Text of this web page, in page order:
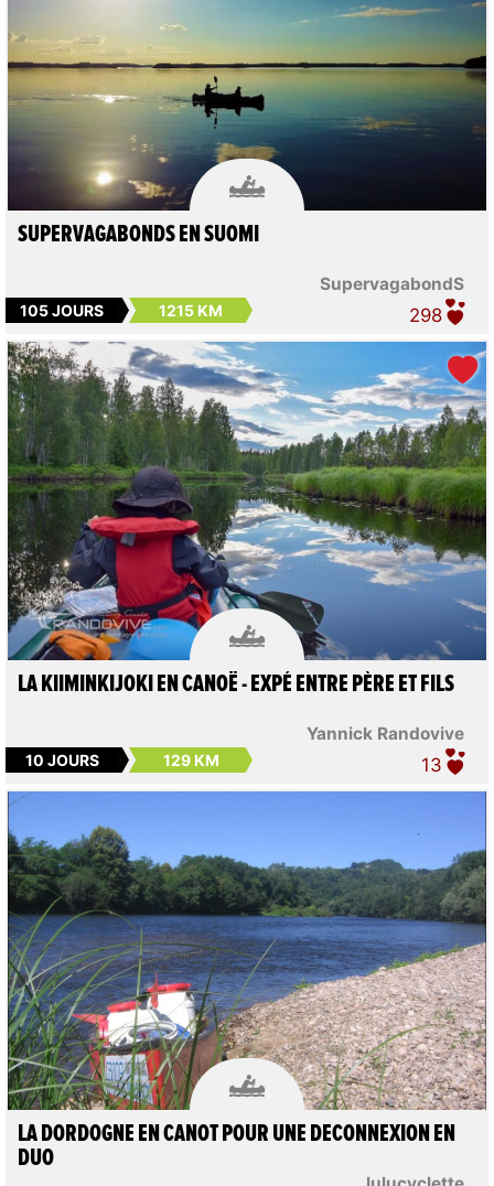

SupervagabondS
SUPERVAGABONDS EN SUOMI
105 JOURS 1215 KM 298

Yannick Randovive
LA KIIMINKIJOKI EN CANOË - EXPÉ ENTRE PÈRE ET FILS
10 JOURS 129 KM 13

LA DORDOGNE EN CANOT POUR UNE DECONNEXION EN
DUO